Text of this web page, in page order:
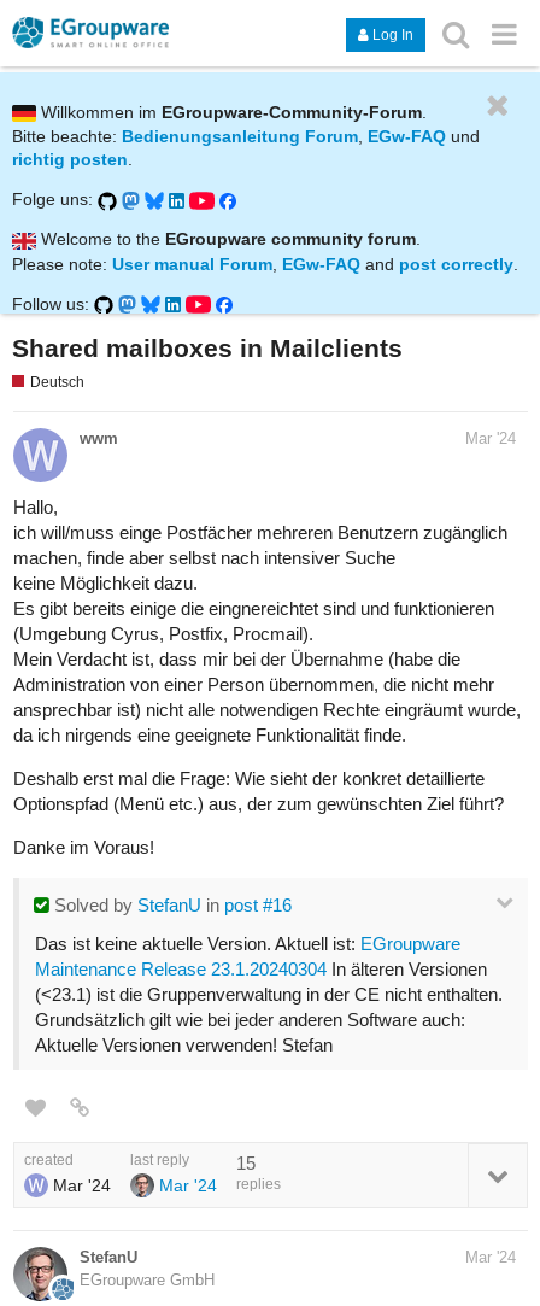
Log In
Willkommen im EGroupware-Community-Forum
Bitte beachte: Bedienungsanleitung Forum, EGw-FAQ und
richtig posten.
Folge uns:
Welcome to the EGroupware community forum.
Please note: User manual Forum EGw-FAQ and post correctly
Follow us:
Shared mailboxes in Mailclients
Deutsch
wwm Mar '24
Hallo,
ich will/muss einge Postfächer mehreren Benutzern zugänglich
machen, finde aber selbst nach intensiver Suche
keine Möglichkeit dazu.
Es gibt bereits einige die eingnereichtet sind und funktionieren
(Umgebung Cyrus, Postfix, Procmail).
Mein Verdacht ist, dass mir bei der Übernahme (habe die
Administration von einer Person übernommen, die nicht mehr
ansprechbar ist) nicht alle notwendigen Rechte eingräumt wurde,
da ich nirgends eine geeignete Funktionalität finde.
Deshalb erst mal die Frage: Wie sieht der konkret detaillierte
Optionspfad (Menü etc.) aus, der zum gewünschten Ziel führt?
Danke im Voraus!
Solved by StefanU in post #16
Das ist keine aktuelle Version. Aktuell ist: EGroupware
Maintenance Release 23.1.20240304 In älteren Versionen
(<23.1) ist die Gruppenverwaltung in der CE nicht enthalten.
Grundsätzlich gilt wie bei jeder anderen Software auch:
Aktuelle Versionen verwenden! Stefan
created
Mar '24
last reply
Mar '24
15
replies
StefanU
EGroupware GmbH
Mar '24